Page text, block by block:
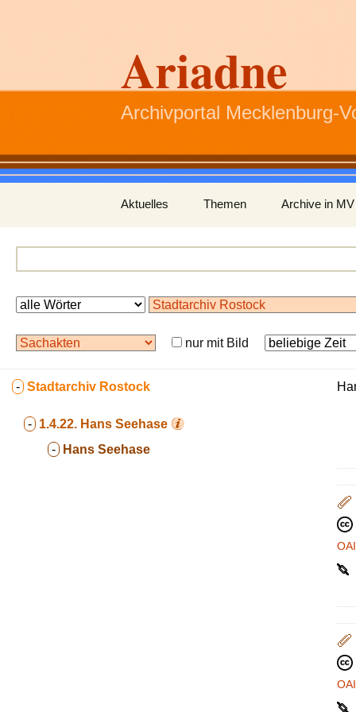
Ariadne
Archivportal Mecklenburg-
Inhalt
springen
Aktuelles Themen Archive in MV
nur mit Bild
- Stadtarchiv Rostock
- 1.4.22. Hans Seehase
- Hans Seehase